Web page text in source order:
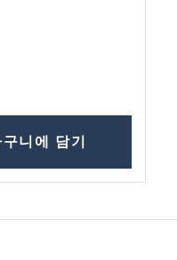
입력하거나 버
니에 담기